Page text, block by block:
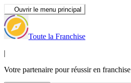
Ouvrir le menu principal
Toute la Franchise
|
Votre partenaire pour réussir en franchise